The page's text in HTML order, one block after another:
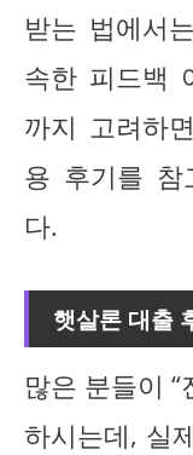
받는 법에서
속한 피드백
까지 고려하
용 후기를 참
다.
햇살론 대출
많은 분들이 “
하시는데, 실